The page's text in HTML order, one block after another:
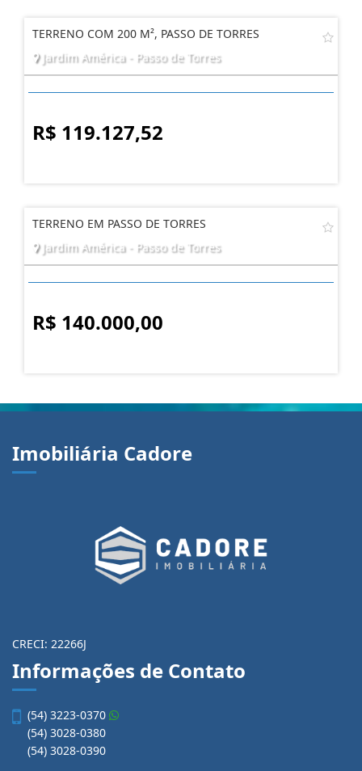
TERRENO COM 200 M², PASSO DE TORRES
Jardim América - Passo de Torres
R$ 119.127,52
TERRENO EM PASSO DE TORRES
Jardim América - Passo de Torres
R$ 140.000,00
Imobiliária Cadore
CRECI: 22266J
Informações de Contato
(54) 3223-0370
(54) 3028-0380
(54) 3028-0390